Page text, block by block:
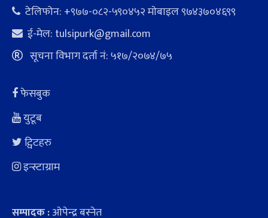
टेलिफोन: +९७७-०८२-५९०४५२ माेबाइल ९७४३७०४६९९
ई-मेल: tulsipurk@gmail.com
सूचना विभाग दर्ता नं: ५१७/२०७४/७५
फेसबुक
युटूब
ट्विटहरु
इन्स्टाग्राम
सम्पादक :ओपेन्द्र बस्नेत